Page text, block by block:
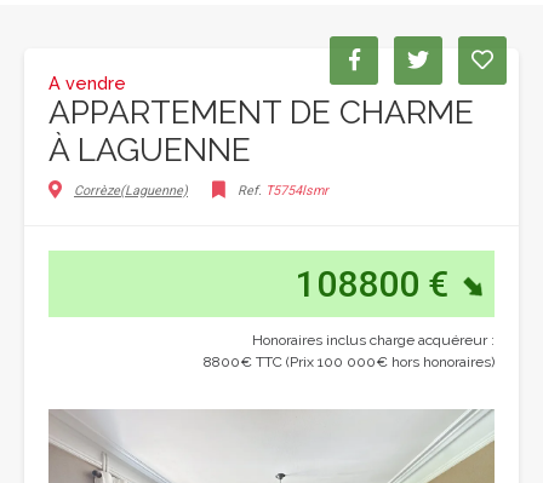
A vendre
APPARTEMENT DE CHARME
À LAGUENNE
Corrèze(Laguenne) Ref. T5754lsmr
108800 €
Honoraires inclus charge acquéreur :
8800€ TTC (Prix 100 000€ hors honoraires)